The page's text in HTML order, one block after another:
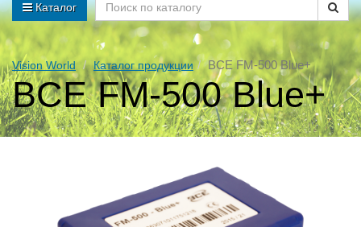
Каталог
Vision World Каталог продукции BCE FM-500 Blue+
BCE FM-500 Blue+